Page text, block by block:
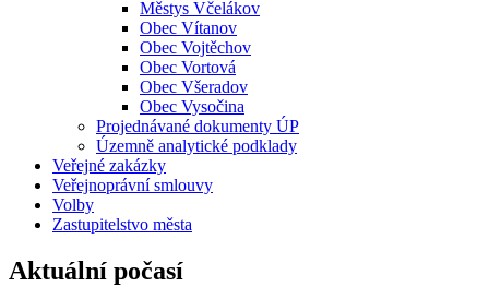
Městys Včelákov
Obec Vítanov
Obec Vojtěchov
Obec Vortová
Obec Všeradov
Obec Vysočina
Projednávané dokumenty ÚP
Územně analytické podklady
Veřejné zakázky
Veřejnoprávní smlouvy
Volby
Zastupitelstvo města
Aktuální počasí